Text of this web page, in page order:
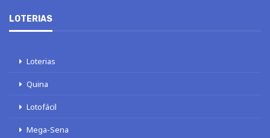
LOTERIAS
Loterias
Quina
Lotofácil
Mega-Sena